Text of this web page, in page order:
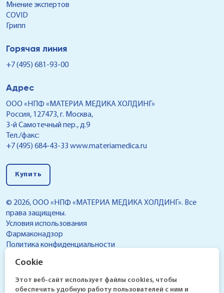
Мнение экспертов
COVID
Грипп
Горячая линия
+7 (495) 681-93-00
Адрес
ООО «НПФ «МАТЕРИА МЕДИКА ХОЛДИНГ»
Россия, 127473, г. Москва,
3-й Самотечный пер., д.9
Тел./факс:
+7 (495) 684-43-33 www.materiamedica.ru
Купить
© 2026, ООО «НПФ «МАТЕРИА МЕДИКА ХОЛДИНГ». Все
права защищены.
Условия использования
Фармаконадзор
Политика конфиденциальности
разрешенных субъектом персональных данных для
распространения
Cookie
Этот веб-сайт использует файлы cookies, чтобы
обеспечить удобную работу пользователей с ним и